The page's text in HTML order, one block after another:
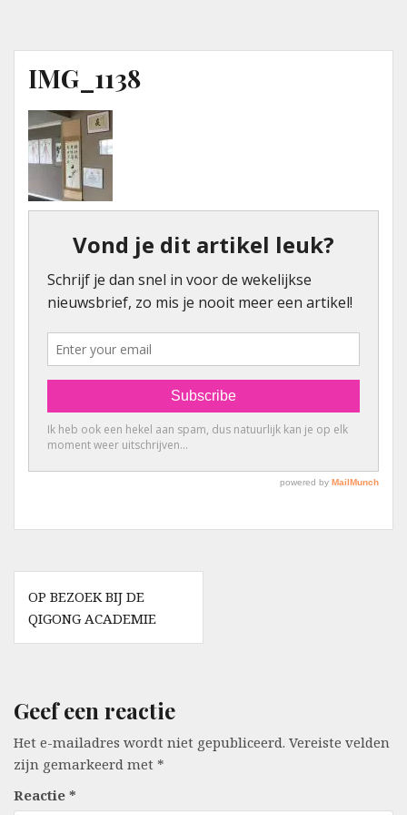
IMG_1138
Berichtnavigatie
OP BEZOEK BIJ DE
QIGONG ACADEMIE
Geef een reactie
Het e-mailadres wordt niet gepubliceerd. Vereiste velden
zijn gemarkeerd met *
Reactie *